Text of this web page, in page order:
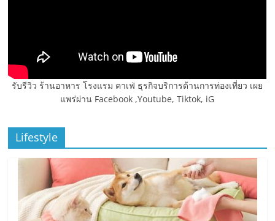
รับรีวิว ร้านอาหาร โรงแรม คาเฟ่ ธุรกิจบริการด้านการท่องเที่ยว เผย
แพร่ผ่าน Facebook ,Youtube, Tiktok, iG
Lifestyle